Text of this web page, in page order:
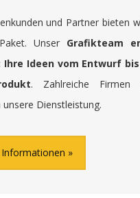
und Partner bieten
Unser Grafikteam
Ihre Ideen vom Entwurf
. Zahlreiche Firmen
unsere Dienstleistung.